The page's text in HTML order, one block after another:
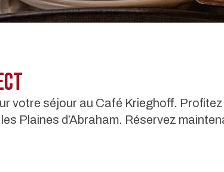
votre séjour au Café Krieghoff.
Plaines d’Abraham. Réservez